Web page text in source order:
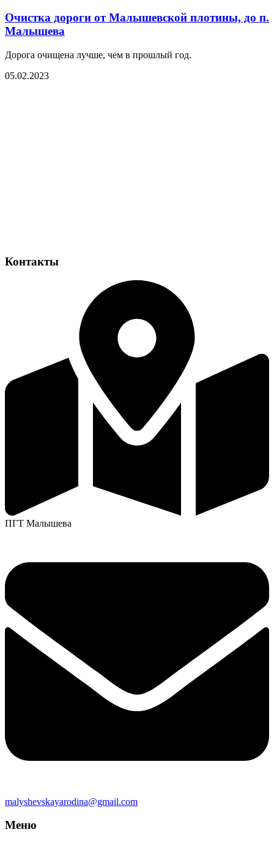
Очистка дороги от Малышевской плотины, до п.
Малышева
Дорога очищена лучше, чем в прошлый год.
05.02.2023
Контакты
ПГТ Малышева
malyshevskayarodina@gmail.com
Меню